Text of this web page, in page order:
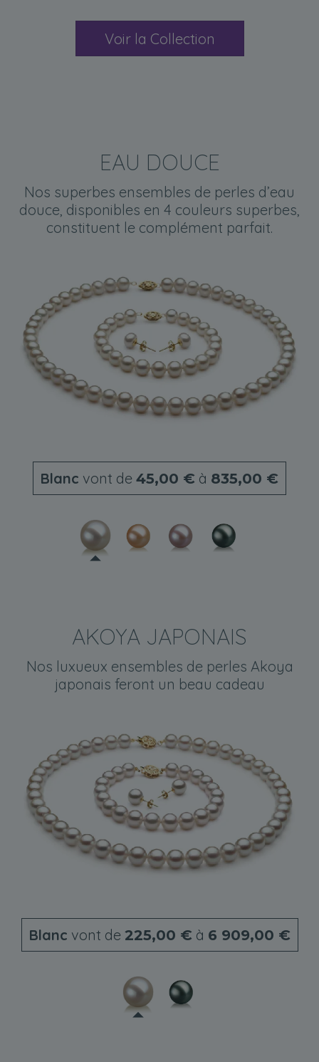
Voir la Collection
EAU DOUCE
Nos superbes ensembles de perles d’eau
douce, disponibles en 4 couleurs superbes,
constituent le complément parfait.
Blanc vont de 45,00 € à 835,00 €
AKOYA JAPONAIS
Nos luxueux ensembles de perles Akoya
japonais feront un beau cadeau
Blanc vont de 225,00 € à 6 909,00 €